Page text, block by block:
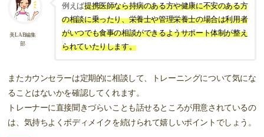
美LAB編集
部
例えば提携医師なら持病のある方や健康に不安のある方
の相談に乗ったり、栄養士や管理栄養士の場合は利用者
がいつでも食事の相談ができるようサポート体制が整え
られていたりします。
またカウンセラーは定期的に相談して、トレーニングについて気にな
ることはないかを確認してくれます。
トレーナーに直接聞きづらいことも話せるところが用意されているの
は、気持ちよくボディメイクを続けられて嬉しいポイントでしょう。